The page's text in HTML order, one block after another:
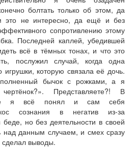
болтать только об этом, да
не интересно, да ещё и без
сопротивлению этому
Последней каплей, убедившей
всё в тёмных тонах, и что это
послужил случай, когда одна
которую связала её дочь.
бычок с рожками, а я
Представляете?! В
я всё понял и сам себя
сознания в негатив из-за
но без деятельности в своей
данным случаем, и смех сразу
выводы.